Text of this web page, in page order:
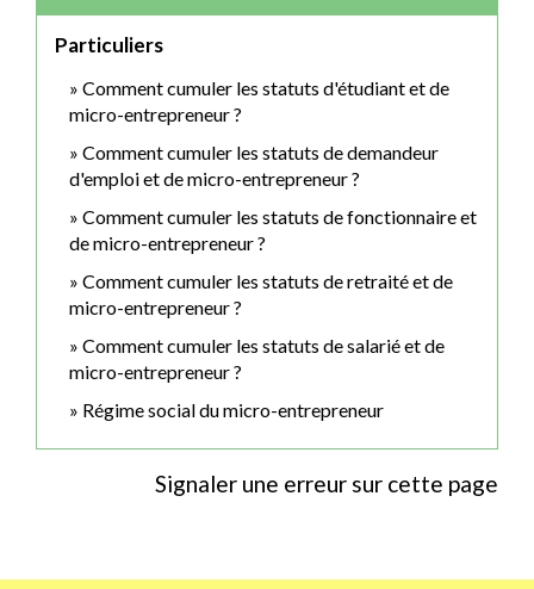
Particuliers
Comment cumuler les statuts d'étudiant et de
micro-entrepreneur ?
Comment cumuler les statuts de demandeur
d'emploi et de micro-entrepreneur ?
Comment cumuler les statuts de fonctionnaire et
de micro-entrepreneur ?
Comment cumuler les statuts de retraité et de
micro-entrepreneur ?
Comment cumuler les statuts de salarié et de
micro-entrepreneur ?
Régime social du micro-entrepreneur
Signaler une erreur sur cette page